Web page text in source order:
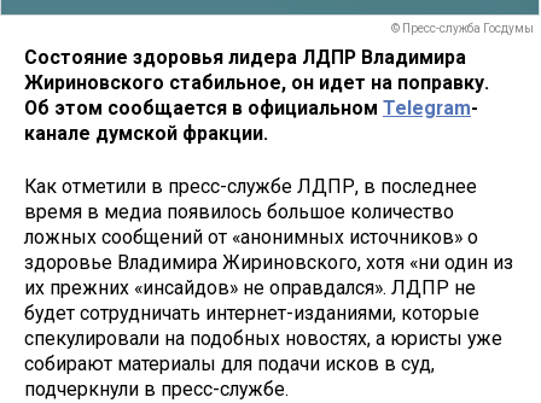
© Пресс-служба Госдумы
Состояние здоровья лидера ЛДПР Владимира
Жириновского стабильное, он идет на поправку.
Об этом сообщается в официальном Telegram-
канале думской фракции.
Как отметили в пресс-службе ЛДПР, в последнее
время в медиа появилось большое количество
ложных сообщений от «анонимных источников» о
здоровье Владимира Жириновского, хотя «ни один из
их прежних «инсайдов» не оправдался». ЛДПР не
будет сотрудничать интернет-изданиями, которые
спекулировали на подобных новостях, а юристы уже
собирают материалы для подачи исков в суд,
подчеркнули в пресс-службе.